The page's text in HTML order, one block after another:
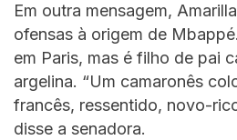
Em outra mensagem,
ofensas à origem de
em Paris, mas é filho de pai
argelina. “Um camaronês
francês, ressentido, novo-
disse a senadora.